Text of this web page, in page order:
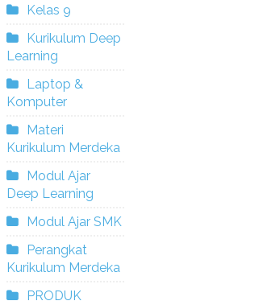
Kelas 9
Kurikulum Deep
Learning
Laptop &
Komputer
Materi
Kurikulum Merdeka
Modul Ajar
Deep Learning
Modul Ajar SMK
Perangkat
Kurikulum Merdeka
PRODUK